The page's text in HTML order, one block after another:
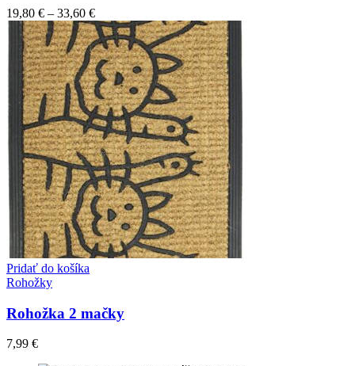
Možnosti
si
môžete
vybrať
na
stránke
produktu.
19,80 € – 33,60 €
Pridať do košíka
Rohožky
Rohožka 2 mačky
7,99 €